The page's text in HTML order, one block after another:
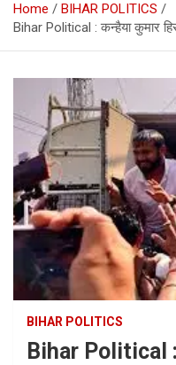
Home
BIHAR POLITICS
Bihar Political : कन्हैया कुमार
BIHAR POLITICS
Bihar Political :